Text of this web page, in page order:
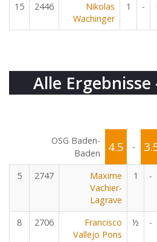
15 2446
Nikolas
Wachinger
1 -
Alle Ergebnisse
OSG Baden-
Baden
4.5 -
5 2747
Maxime
Vachier-
Lagrave
1 -
8 2706
Francisco
Vallejo Pons
½ -